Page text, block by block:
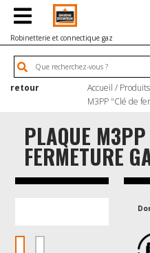
Robinetterie et connectique gaz
retour Accueil / Produits
M3PP "Clé de
PLAQUE
FERMETURE